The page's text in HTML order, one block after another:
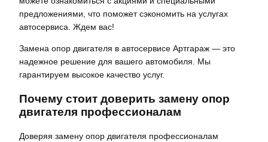
предложениями, что поможет сэкономить на услугах
автосервиса. Ждем вас!
Замена опор двигателя в автосервисе Артгараж — это
надежное решение для вашего автомобиля. Мы
гарантируем высокое качество услуг.
Почему стоит доверить замену опор
двигателя профессионалам
Доверяя замену опор двигателя профессионалам